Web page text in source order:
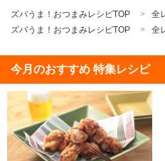
ズバうま！おつまみレシピTOP 全
ズバうま！おつまみレシピTOP
全
今月のおすすめ 特集レシピ